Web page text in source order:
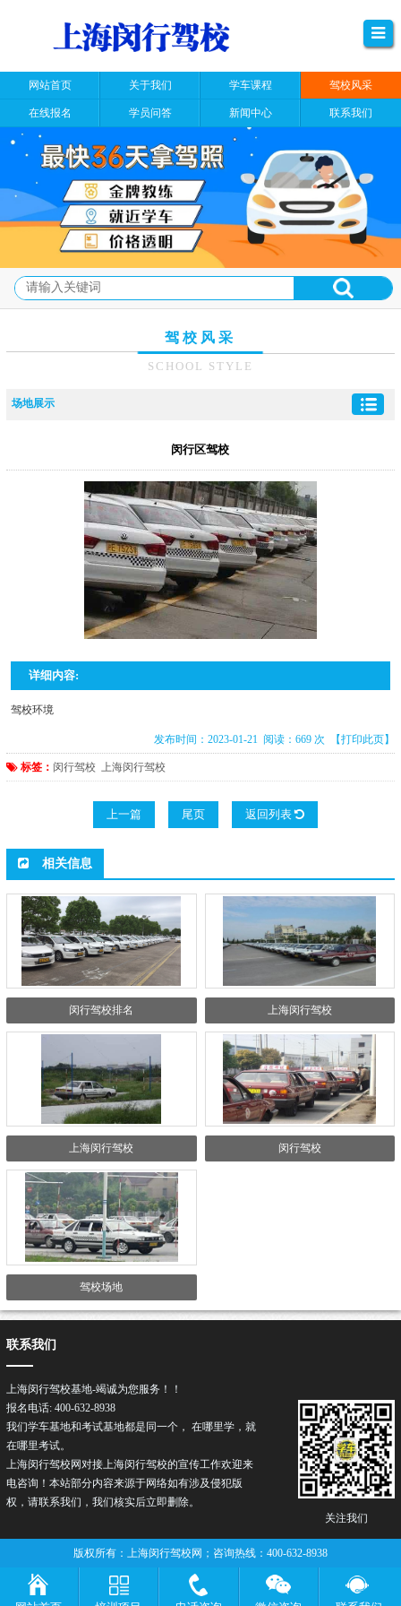
网站首页 关于我们 学车课程 驾校风采
在线报名 学员问答 新闻中心 联系我们
驾校风采
SCHOOL STYLE
场地展示
闵行区驾校
详细内容:
驾校环境
发布时间：2023-01-21 阅读：669 次 【打印此页】
标签： 闵行驾校 上海闵行驾校
上一篇 尾页 返回列表
相关信息
闵行驾校排名 上海闵行驾校
上海闵行驾校 闵行驾校
驾校场地
关注我们
联系我们
上海闵行驾校基地-竭诚为您服务！！
报名电话: 400-632-8938
我们学车基地和考试基地都是同一个， 在哪里学，就
在哪里考试。
上海闵行驾校网对接上海闵行驾校的宣传工作欢迎来
电咨询！本站部分内容来源于网络如有涉及侵犯版
权，请联系我们，我们核实后立即删除。
版权所有：上海闵行驾校网；咨询热线：400-632-8938